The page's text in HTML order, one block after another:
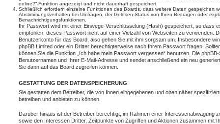
online?“-Funktion angezeigt und nicht dauerhaft gespeichert.
Schließlich erfordern einzelne Funktionen des Boards, dass weitere Daten gespeichert
Abstimmungsverhalten bei Umfragen, der Gelesen-Status von Ihren Beiträgen oder
Benachrichtigungsfunktionen.
Ihr Passwort wird mit einer Einwege-Verschlüsselung (Hash) gespeichert, so dass
empfohlen, dieses Passwort nicht auf einer Vielzahl von Webseiten zu verwenden.
Benutzerkonto für das Board, also gehen Sie mit ihm sorgsam um. Insbesondere
phpBB Limited oder ein Dritter berechtigterweise nach Ihrem Passwort fragen.
können Sie die Funktion „Ich habe mein Passwort vergessen“ benutzen. Die
Benutzernamen und Ihrer E-Mail-Adresse und sendet anschließend ein neu
Sie dann auf das Board zugreifen können.
GESTATTUNG DER DATENSPEICHERUNG
Sie gestatten dem Betreiber, die von Ihnen eingegebenen und oben näher
betreiben und anbieten zu können.
Darüber hinaus ist der Betreiber berechtigt, im Rahmen einer Interessenabwägung
sowie den Interessen Dritter, Zeitpunkte von Zugriffen und Aktionen zusammen mit